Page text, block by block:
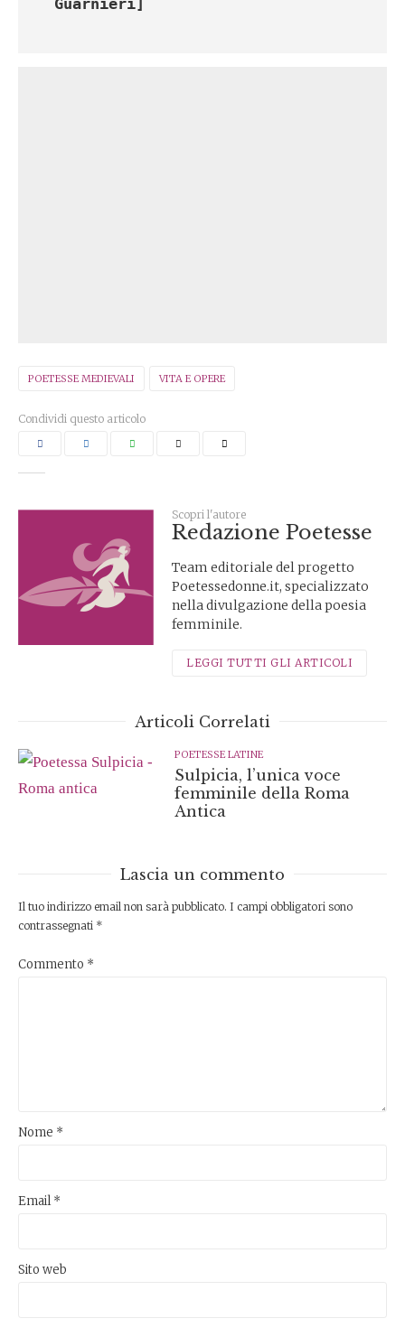
Guarnieri]
POETESSE MEDIEVALI VITA E OPERE
Condividi questo articolo
Scopri l'autore
Redazione Poetesse
Team editoriale del progetto
Poetessedonne.it, specializzato
nella divulgazione della poesia
femminile.
LEGGI TUTTI GLI ARTICOLI
Articoli Correlati
POETESSE LATINE
Sulpicia, l’unica voce
femminile della Roma
Antica
Lascia un commento
Il tuo indirizzo email non sarà pubblicato. I campi obbligatori sono
contrassegnati *
Commento *
Nome *
Email*
Sito web